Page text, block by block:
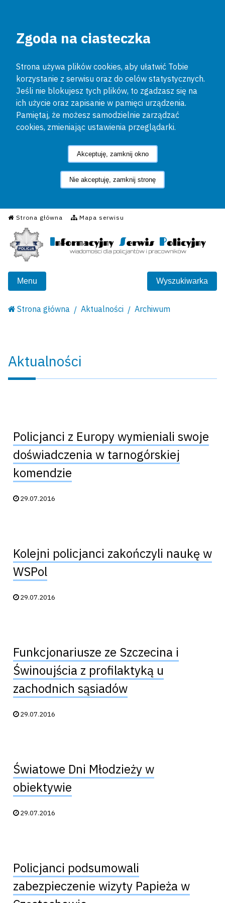
Zgoda na ciasteczka
Strona używa plików cookies, aby ułatwić Tobie
korzystanie z serwisu oraz do celów statystycznych.
Jeśli nie blokujesz tych plików, to zgadzasz się na
ich użycie oraz zapisanie w pamięci urządzenia.
Pamiętaj, że możesz samodzielnie zarządzać
cookies, zmieniając ustawienia przeglądarki.
Akceptuję, zamknij okno
Nie akceptuję, zamknij stronę
Strona główna Mapa serwisu
Informacyjny Serwis
Menu Wyszukiwarka
Strona główna Aktualności Archiwum
Aktualności
Policjanci z Europy wymieniali swoje
doświadczenia w tarnogórskiej
komendzie
Data publikacji:
29.07.2016
Kolejni policjanci zakończyli naukę w
WSPol
Data publikacji:
29.07.2016
Funkcjonariusze ze Szczecina i
Świnoujścia z profilaktyką u
zachodnich sąsiadów
Data publikacji:
29.07.2016
Światowe Dni Młodzieży w
obiektywie
Data publikacji:
29.07.2016
Policjanci podsumowali
zabezpieczenie wizyty Papieża w